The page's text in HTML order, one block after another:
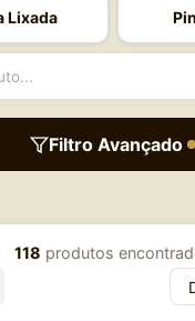
Lixada
Filtro Avançado
118 produtos